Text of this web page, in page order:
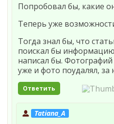
Попробовал бы, какие
Теперь уже
Тогда знал бы, что
поискал бы
написал бы.
уже и фото поудалял, за
Ответить
Tatiana_A